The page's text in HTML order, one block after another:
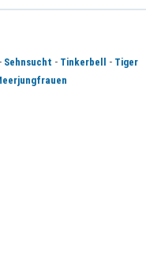
- Sehnsucht - Tinkerbell - Tiger